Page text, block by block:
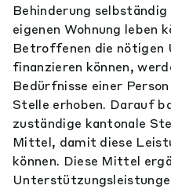
Behinderung
eigenen Wohnung leben
Betroffenen die nötigen
finanzieren können,
Bedürfnisse einer
Stelle erhoben. Darauf
zuständige kantonale
Mittel, damit diese
können. Diese Mittel